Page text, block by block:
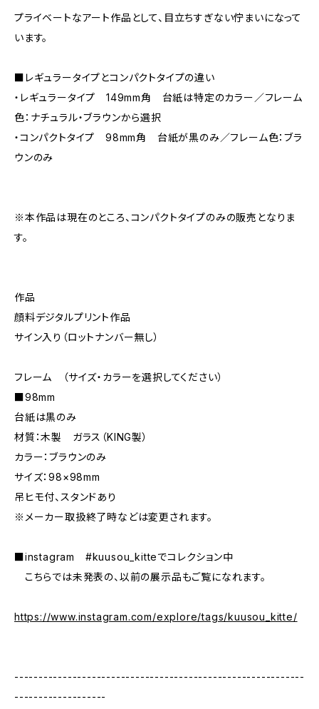
プライベートなアート作品として、目立ちすぎない佇まいになって
います。
■レギュラータイプとコンパクトタイプの違い
・レギュラータイプ 149mm角 台紙は特定のカラー／フレーム
色：ナチュラル・ブラウンから選択
・コンパクトタイプ 98mm角 台紙が黒のみ／フレーム色：ブラ
ウンのみ
※本作品は現在のところ、コンパクトタイプのみの販売となりま
す。
作品
顔料デジタルプリント作品
サイン入り（ロットナンバー無し）
フレーム （サイズ・カラーを選択してください）
■98mm
台紙は黒のみ
材質：木製 ガラス（KING製）
カラー：ブラウンのみ
サイズ：98×98mm
吊ヒモ付、スタンドあり
※メーカー取扱終了時などは変更されます。
■instagram #kuusou_kitteでコレクション中
こちらでは未発表の、以前の展示品もご覧になれます。
https://www.instagram.com/explore/tags/kuusou_kitte/
------------------------------------------------------------
-------------------